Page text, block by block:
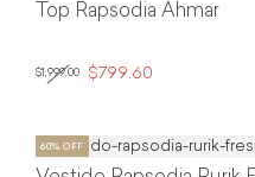
Top Rapsodia Ahmar
$1,999.00 $799.60